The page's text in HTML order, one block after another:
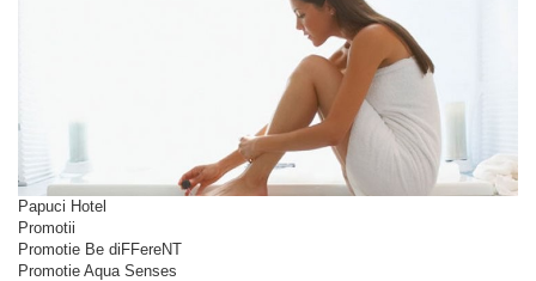
Papuci Hotel
Promotii
Promotie Be diFFereNT
Promotie Aqua Senses